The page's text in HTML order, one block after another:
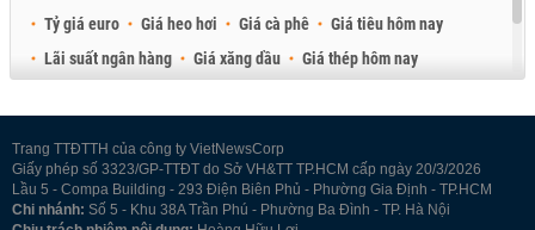
Tỷ giá euro
Giá heo hơi Giá cà phê
Giá tiêu hôm nay
Lãi suất ngân hàng
Giá xăng dầu
Giá thép hôm nay
Trang TTĐTTH của công ty VietNewsCorp
Giấy phép số 3323/GP-TTĐT do Sở VH&TT TP.HCM cấp ngày 20/3/2026
Lầu 5 - Compa Building - 293 Điện Biên Phủ - Phường Gia Định - TP.HCM
Chi nhánh: Số 5 - Khu 38A Trần Phú - Phường Ba Đình - TP. Hà Nội